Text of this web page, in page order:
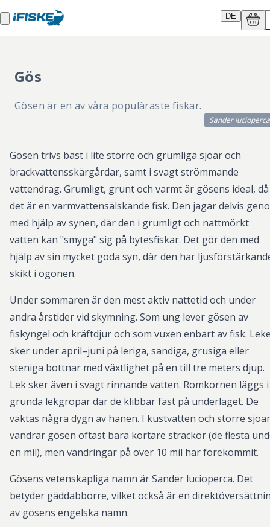
DE
Gös
Gösen är en av våra populäraste fiskar.
Sander lucioperca
Gösen trivs bäst i lite större och grumliga sjöar och
brackvattensskärgårdar, samt i svagt strömmande
vattendrag. Grumligt, grunt och varmt är gösens ideal, då
det är en varmvattensälskande fisk. Den jagar delvis
med hjälp av synen, där den i grumligt och nattmörkt
vatten kan "smyga" sig på bytesfiskar. Det gör den med
hjälp av sin mycket goda syn, där den har
skikt i ögonen.
Under sommaren är den mest aktiv nattetid och under
andra årstider vid skymning. Som ung lever gösen av
fiskyngel och kräftdjur och som vuxen enbart av fisk.
sker under april–juni på leriga, sandiga, grusiga eller
steniga bottnar med växtlighet på en till tre meters djup.
Lek sker även i svagt rinnande vatten. Romkornen läggs i
grunda lekgropar där de klibbar fast på underlaget. De
vaktas några dygn av hanen. I kustvatten och större sjöar
vandrar gösen oftast bara kortare sträckor (de flesta
en mil), men vandringar på över 10 mil har förekommit.
Gösens vetenskapliga namn är Sander lucioperca. Det
betyder gäddabborre, vilket också är en
av gösens engelska namn.